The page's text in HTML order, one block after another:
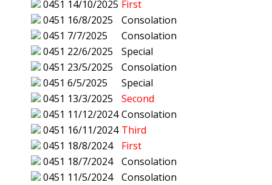
0451 14/10/2025 First
0451 16/8/2025
Consolation
0451 7/7/2025
Consolation
0451 22/6/2025
Special
0451 23/5/2025
Consolation
0451 6/5/2025
Special
0451 13/3/2025
Second
0451 11/12/2024 Consolation
0451 16/11/2024 Third
0451 18/8/2024
First
0451 18/7/2024
Consolation
0451 11/5/2024
Consolation